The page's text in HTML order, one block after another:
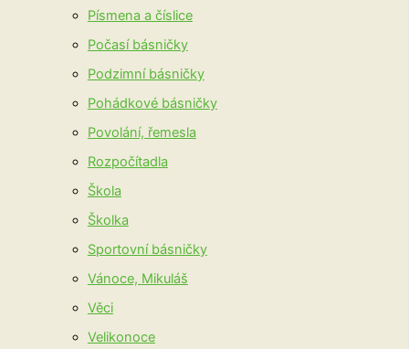
Písmena a číslice
Počasí básničky
Podzimní básničky
Pohádkové básničky
Povolání, řemesla
Rozpočítadla
Škola
Školka
Sportovní básničky
Vánoce, Mikuláš
Věci
Velikonoce